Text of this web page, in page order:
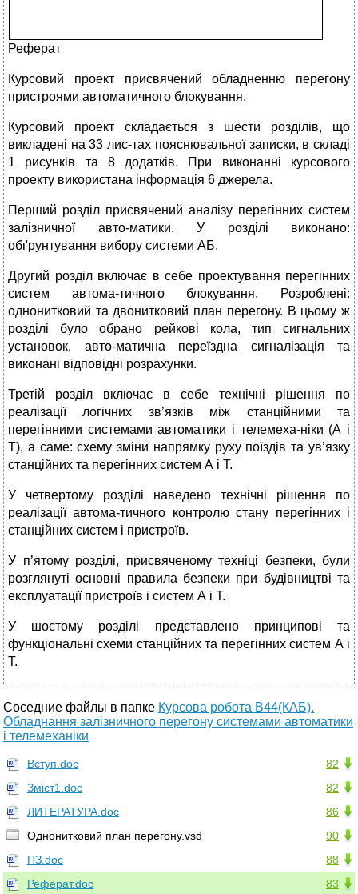
Реферат
Курсовий проект присвячений обладненню перегону
пристроями автоматичного блокування.
Курсовий проект складається з шести розділів, що
викладені на 33 лис-тах пояснювальної записки, в складі
1 рисунків та 8 додатків. При виконанні курсового
проекту використана інформація 6 джерела.
Перший розділ присвячений аналізу перегінних систем
залізничної авто-матики. У розділі виконано:
обґрунтування вибору системи АБ.
Другий розділ включає в себе проектування перегінних
систем автома-тичного блокування. Розроблені:
однонитковий та двонитковий план перегону. В цьому ж
розділі було обрано рейкові кола, тип сигнальних
установок, авто-матична переїздна сигналізація та
виконані відповідні розрахунки.
Третій розділ включає в себе технічні рішення по
реалізації логічних зв’язків між станційними та
перегінними системами автоматики і телемеха-ніки (А і
Т), а саме: схему зміни напрямку руху поїздів та ув’язку
станційних та перегінних систем А і Т.
У четвертому розділі наведено технічні рішення по
реалізації автома-тичного контролю стану перегінних і
станційних систем і пристроїв.
У п’ятому розділі, присвяченому техніці безпеки, були
розглянуті основні правила безпеки при будівництві та
експлуатації пристроїв і систем А і Т.
У шостому розділі представлено принципові та
функціональні схеми станційних та перегінних систем А і
Т.
Соседние файлы в папке Курсова робота В44(КАБ).
Обладнання залізничного перегону системами автоматики
і телемеханіки
82
Вступ.doc
82
Зміст1.doc
86
ЛИТЕРАТУРА.doc
90
Однонитковий план перегону.vsd
88
ПЗ.doc
83
Реферат.doc